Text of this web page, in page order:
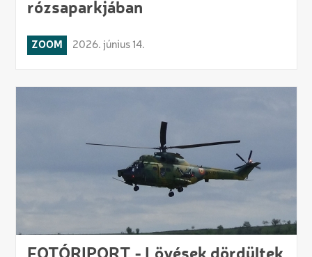
rózsaparkjában
ZOOM 2026. június 14.